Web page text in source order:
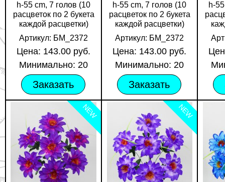
h-55 cm, 7 голов (10
расцветок по 2 букета
каждой расцветки)
Артикул: БМ_2372
Цена: 143.00 руб.
Минимально: 20
Заказать
h-55 cm, 7 голов (10
расцветок по 2 букета
каждой расцветки)
Артикул: БМ_2372
Цена: 143.00 руб.
Минимально: 20
Заказать
h-
NEW NEW